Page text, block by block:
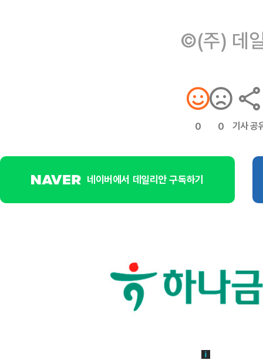
©(주) 데
0 0 기사 공
네이버에서 데일리안 구독하기